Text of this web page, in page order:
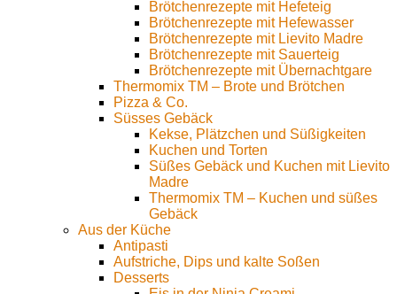
Brötchenrezepte mit Hefeteig
Brötchenrezepte mit Hefewasser
Brötchenrezepte mit Lievito Madre
Brötchenrezepte mit Sauerteig
Brötchenrezepte mit Übernachtgare
Thermomix TM – Brote und Brötchen
Pizza & Co.
Süsses Gebäck
Kekse, Plätzchen und Süßigkeiten
Kuchen und Torten
Süßes Gebäck und Kuchen mit Lievito
Madre
Thermomix TM – Kuchen und süßes
Gebäck
Aus der Küche
Antipasti
Aufstriche, Dips und kalte Soßen
Desserts